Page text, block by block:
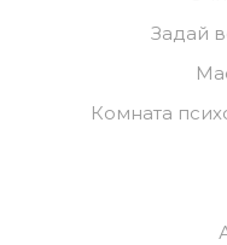
Задай
Комната